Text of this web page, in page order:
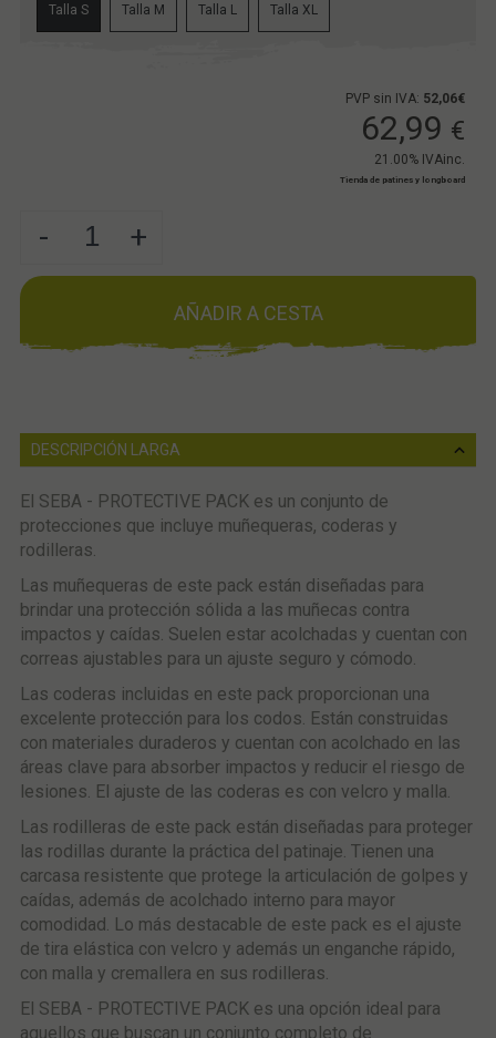
Talla S Talla M Talla L Talla XL
PVP sin IVA: 52,06€
62,99 €
21.00% IVAinc.
Tienda de patines y longboard
- +
AÑADIR A CESTA
DESCRIPCIÓN LARGA
El SEBA - PROTECTIVE PACK es un conjunto de
protecciones que incluye muñequeras, coderas y
rodilleras.
Las muñequeras de este pack están diseñadas para
brindar una protección sólida a las muñecas contra
impactos y caídas. Suelen estar acolchadas y cuentan con
correas ajustables para un ajuste seguro y cómodo.
Las coderas incluidas en este pack proporcionan una
excelente protección para los codos. Están construidas
con materiales duraderos y cuentan con acolchado en las
áreas clave para absorber impactos y reducir el riesgo de
lesiones. El ajuste de las coderas es con velcro y malla.
Las rodilleras de este pack están diseñadas para proteger
las rodillas durante la práctica del patinaje. Tienen una
carcasa resistente que protege la articulación de golpes y
caídas, además de acolchado interno para mayor
comodidad. Lo más destacable de este pack es el ajuste
de tira elástica con velcro y además un enganche rápido,
con malla y cremallera en sus rodilleras.
El SEBA - PROTECTIVE PACK es una opción ideal para
aquellos que buscan un conjunto completo de